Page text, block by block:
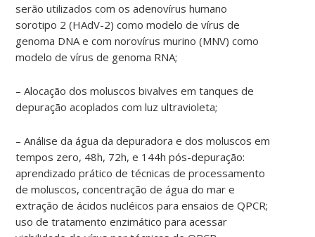
serão utilizados com os adenovírus humano
sorotipo 2 (HAdV-2) como modelo de vírus de
genoma DNA e com norovírus murino (MNV) como
modelo de vírus de genoma RNA;
– Alocação dos moluscos bivalves em tanques de
depuração acoplados com luz ultravioleta;
– Análise da água da depuradora e dos moluscos em
tempos zero, 48h, 72h, e 144h pós-depuração:
aprendizado prático de técnicas de processamento
de moluscos, concentração de água do mar e
extração de ácidos nucléicos para ensaios de QPCR;
uso de tratamento enzimático para acessar